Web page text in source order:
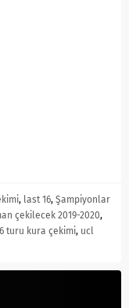
, last 16, Şampiyonlar
çekilecek 2019-2020,
turu kura çekimi, ucl